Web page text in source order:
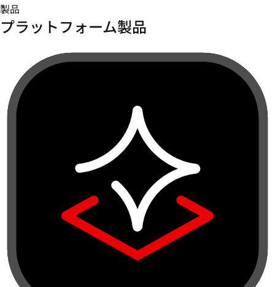
製品
プラットフォーム製品